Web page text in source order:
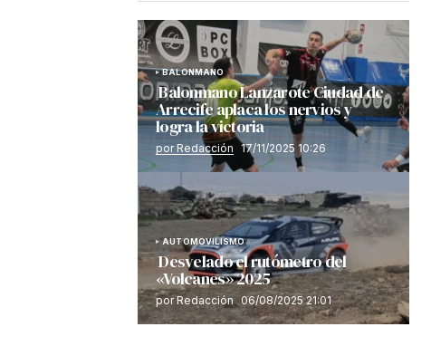
BALONMANO
Balonmano Lanzarote Ciudad de
Arrecife aplaca los nervios y
logra la victoria
por Redacción 17/11/2025 10:26
AUTOMOVILISMO
Desvelado el rutómetro del
«Volcanes» 2025
por Redacción 06/08/2025 21:01